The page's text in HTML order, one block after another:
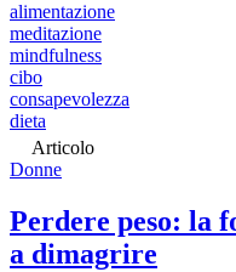
alimentazione
meditazione
mindfulness
cibo
consapevolezza
dieta
Articolo
Donne
Perdere peso: la
a dimagrire